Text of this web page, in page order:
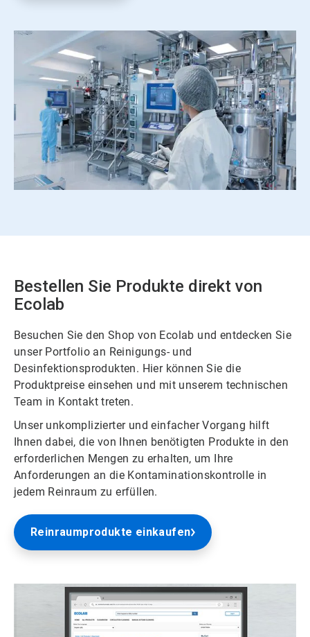
Bestellen Sie Produkte direkt von
Ecolab
Besuchen Sie den Shop von Ecolab und entdecken Sie
unser Portfolio an Reinigungs- und
Desinfektionsprodukten. Hier können Sie die
Produktpreise einsehen und mit unserem technischen
Team in Kontakt treten.​​​​​​​
Unser unkomplizierter und einfacher Vorgang hilft
Ihnen dabei, die von Ihnen benötigten Produkte in den
erforderlichen Mengen zu erhalten, um Ihre
Anforderungen an die Kontaminationskontrolle in
jedem Reinraum zu erfüllen.
Reinraumprodukte einkaufen